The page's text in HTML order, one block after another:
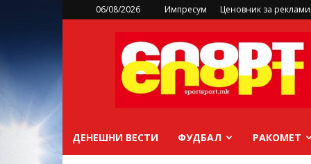
06/08/2026 Импресум Ценовник за
sportsport.mk
ДЕНЕШНИ ВЕСТИ ФУДБАЛ РАКОМЕТ